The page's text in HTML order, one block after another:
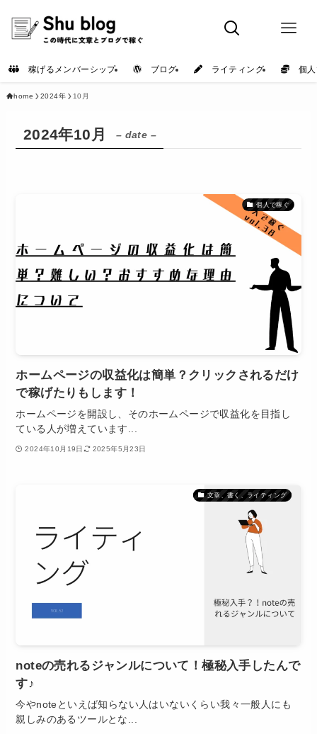
稼げるメンバーシップ ブログ ライティング 個人
home 2024年 10月
2024年10月 – date –
個人で稼ぐ
ホームページの収益化は簡単？クリックされるだけ
で稼げたりもします！
ホームページを開設し、そのホームページで収益化を目指し
ている人が増えています...
2024年10月19日 2025年5月23日
文章、書く、ライティング
noteの売れるジャンルについて！極秘入手したんで
す♪
今やnoteといえば知らない人はいないくらい我々一般人にも
親しみのあるツールとな...